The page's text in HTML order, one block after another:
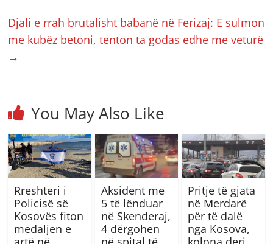
Djali e rrah brutalisht babanë në Ferizaj: E sulmon
me kubëz betoni, tenton ta godas edhe me veturë
→
You May Also Like
Rreshteri i
Policisë së
Kosovës fiton
medaljen e
Aksident me
5 të lënduar
në Skenderaj,
4 dërgohen
Pritje të gjata
në Merdarë
për të dalë
nga Kosova,